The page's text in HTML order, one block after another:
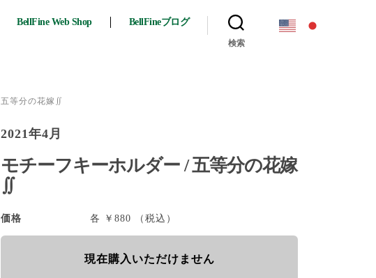
BellFine Web Shop BellFineブログ
検索
五等分の花嫁∬
2021年4月
モチーフキーホルダー / 五等分の花嫁
∬
価格 各 ￥880 （税込）
現在購入いただけません